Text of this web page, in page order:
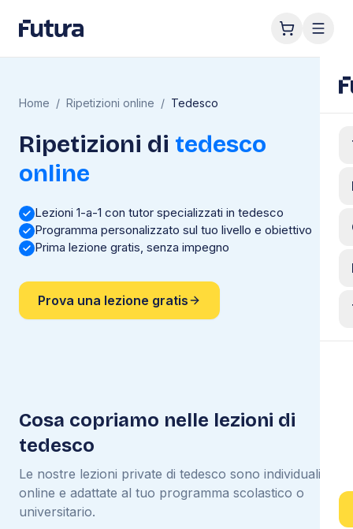
Home / Ripetizioni online / Tedesco
Ripetizioni di tedesco
online
Lezioni 1-a-1 con tutor specializzati in tedesco
Programma personalizzato sul tuo livello e obiettivo
Prima lezione gratis, senza impegno
Prova una lezione gratis
Cosa copriamo nelle lezioni di
tedesco
Le nostre lezioni private di tedesco sono individuali,
online e adattate al tuo programma scolastico o
universitario.